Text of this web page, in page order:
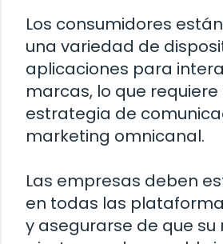
Los consumidores
una variedad de
aplicaciones para
marcas, lo que requiere
estrategia de
marketing omnicanal.
Las empresas deben
en todas las
y asegurarse de que su